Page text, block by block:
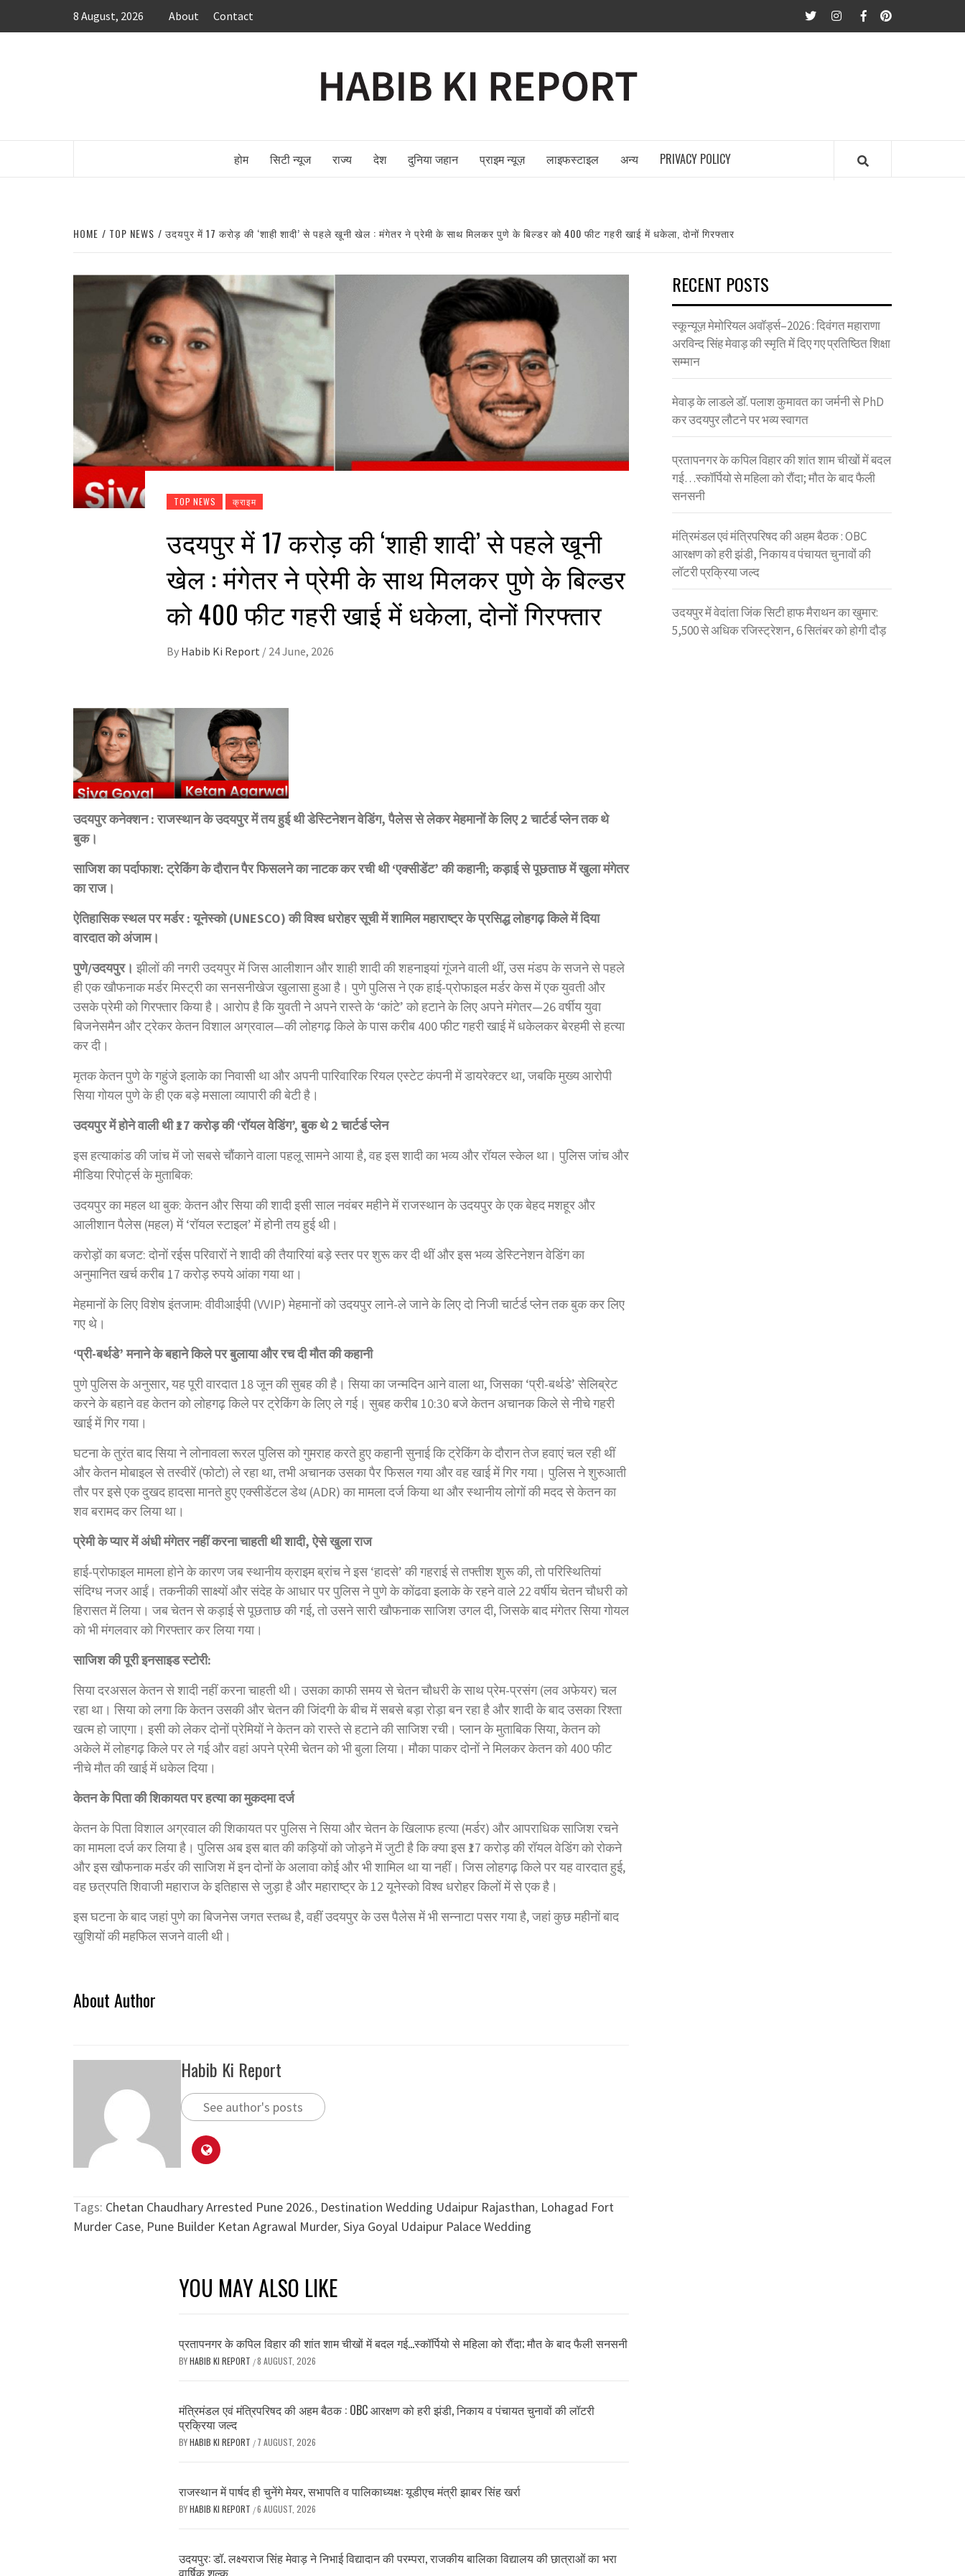
8 August, 2026 About Contact twitterInstagram
FacebookPinterest
होम सिटी न्यूज राज्य देश दुनिया जहान प्राइम न्यूज़ लाइफस्टाइल अन्य PRIVACY POLICY
HOME TOP NEWS उदयपुर में 17 करोड़ की ‘शाही शादी’ से पहले खूनी खेल : मंगेतर ने प्रेमी के साथ मिलकर पुणे के बिल्डर को 400 फीट गहरी खाई में धकेला, दोनों गिरफ्तार
TOP NEWS क्राइम
उदयपुर में 17 करोड़ की ‘शाही शादी’ से पहले खूनी
खेल : मंगेतर ने प्रेमी के साथ मिलकर पुणे के बिल्डर
को 400 फीट गहरी खाई में धकेला, दोनों गिरफ्तार
By Habib Ki Report / 24 June, 2026
उदयपुर कनेक्शन : राजस्थान के उदयपुर में तय हुई थी डेस्टिनेशन वेडिंग, पैलेस से लेकर मेहमानों के लिए 2 चार्टर्ड प्लेन तक थे
बुक।
साजिश का पर्दाफाश: ट्रेकिंग के दौरान पैर फिसलने का नाटक कर रची थी ‘एक्सीडेंट’ की कहानी; कड़ाई से पूछताछ में खुला मंगेतर
का राज।
ऐतिहासिक स्थल पर मर्डर : यूनेस्को (UNESCO) की विश्व धरोहर सूची में शामिल महाराष्ट्र के प्रसिद्ध लोहगढ़ किले में दिया
वारदात को अंजाम।
पुणे/उदयपुर। झीलों की नगरी उदयपुर में जिस आलीशान और शाही शादी की शहनाइयां गूंजने वाली थीं, उस मंडप के सजने से पहले
ही एक खौफनाक मर्डर मिस्ट्री का सनसनीखेज खुलासा हुआ है। पुणे पुलिस ने एक हाई-प्रोफाइल मर्डर केस में एक युवती और
उसके प्रेमी को गिरफ्तार किया है। आरोप है कि युवती ने अपने रास्ते के ‘कांटे’ को हटाने के लिए अपने मंगेतर—26 वर्षीय युवा
बिजनेसमैन और ट्रेकर केतन विशाल अग्रवाल—की लोहगढ़ किले के पास करीब 400 फीट गहरी खाई में धकेलकर बेरहमी से हत्या
कर दी।
मृतक केतन पुणे के गहुंजे इलाके का निवासी था और अपनी पारिवारिक रियल एस्टेट कंपनी में डायरेक्टर था, जबकि मुख्य आरोपी
सिया गोयल पुणे के ही एक बड़े मसाला व्यापारी की बेटी है।
उदयपुर में होने वाली थी ₹17 करोड़ की ‘रॉयल वेडिंग’, बुक थे 2 चार्टर्ड प्लेन
इस हत्याकांड की जांच में जो सबसे चौंकाने वाला पहलू सामने आया है, वह इस शादी का भव्य और रॉयल स्केल था। पुलिस जांच और
मीडिया रिपोर्ट्स के मुताबिक:
उदयपुर का महल था बुक: केतन और सिया की शादी इसी साल नवंबर महीने में राजस्थान के उदयपुर के एक बेहद मशहूर और
आलीशान पैलेस (महल) में ‘रॉयल स्टाइल’ में होनी तय हुई थी।
करोड़ों का बजट: दोनों रईस परिवारों ने शादी की तैयारियां बड़े स्तर पर शुरू कर दी थीं और इस भव्य डेस्टिनेशन वेडिंग का
अनुमानित खर्च करीब 17 करोड़ रुपये आंका गया था।
मेहमानों के लिए विशेष इंतजाम: वीवीआईपी (VVIP) मेहमानों को उदयपुर लाने-ले जाने के लिए दो निजी चार्टर्ड प्लेन तक बुक कर लिए
गए थे।
‘प्री-बर्थडे’ मनाने के बहाने किले पर बुलाया और रच दी मौत की कहानी
पुणे पुलिस के अनुसार, यह पूरी वारदात 18 जून की सुबह की है। सिया का जन्मदिन आने वाला था, जिसका ‘प्री-बर्थडे’ सेलिब्रेट
करने के बहाने वह केतन को लोहगढ़ किले पर ट्रेकिंग के लिए ले गई। सुबह करीब 10:30 बजे केतन अचानक किले से नीचे गहरी
खाई में गिर गया।
घटना के तुरंत बाद सिया ने लोनावला रूरल पुलिस को गुमराह करते हुए कहानी सुनाई कि ट्रेकिंग के दौरान तेज हवाएं चल रही थीं
और केतन मोबाइल से तस्वीरें (फोटो) ले रहा था, तभी अचानक उसका पैर फिसल गया और वह खाई में गिर गया। पुलिस ने शुरुआती
तौर पर इसे एक दुखद हादसा मानते हुए एक्सीडेंटल डेथ (ADR) का मामला दर्ज किया था और स्थानीय लोगों की मदद से केतन का
शव बरामद कर लिया था।
प्रेमी के प्यार में अंधी मंगेतर नहीं करना चाहती थी शादी, ऐसे खुला राज
हाई-प्रोफाइल मामला होने के कारण जब स्थानीय क्राइम ब्रांच ने इस ‘हादसे’ की गहराई से तफ्तीश शुरू की, तो परिस्थितियां
संदिग्ध नजर आईं। तकनीकी साक्ष्यों और संदेह के आधार पर पुलिस ने पुणे के कोंढवा इलाके के रहने वाले 22 वर्षीय चेतन चौधरी को
हिरासत में लिया। जब चेतन से कड़ाई से पूछताछ की गई, तो उसने सारी खौफनाक साजिश उगल दी, जिसके बाद मंगेतर सिया गोयल
को भी मंगलवार को गिरफ्तार कर लिया गया।
साजिश की पूरी इनसाइड स्टोरी:
सिया दरअसल केतन से शादी नहीं करना चाहती थी। उसका काफी समय से चेतन चौधरी के साथ प्रेम-प्रसंग (लव अफेयर) चल
रहा था। सिया को लगा कि केतन उसकी और चेतन की जिंदगी के बीच में सबसे बड़ा रोड़ा बन रहा है और शादी के बाद उसका रिश्ता
खत्म हो जाएगा। इसी को लेकर दोनों प्रेमियों ने केतन को रास्ते से हटाने की साजिश रची। प्लान के मुताबिक सिया, केतन को
अकेले में लोहगढ़ किले पर ले गई और वहां अपने प्रेमी चेतन को भी बुला लिया। मौका पाकर दोनों ने मिलकर केतन को 400 फीट
नीचे मौत की खाई में धकेल दिया।
केतन के पिता की शिकायत पर हत्या का मुकदमा दर्ज
केतन के पिता विशाल अग्रवाल की शिकायत पर पुलिस ने सिया और चेतन के खिलाफ हत्या (मर्डर) और आपराधिक साजिश रचने
का मामला दर्ज कर लिया है। पुलिस अब इस बात की कड़ियों को जोड़ने में जुटी है कि क्या इस ₹17 करोड़ की रॉयल वेडिंग को रोकने
और इस खौफनाक मर्डर की साजिश में इन दोनों के अलावा कोई और भी शामिल था या नहीं। जिस लोहगढ़ किले पर यह वारदात हुई,
वह छत्रपति शिवाजी महाराज के इतिहास से जुड़ा है और महाराष्ट्र के 12 यूनेस्को विश्व धरोहर किलों में से एक है।
इस घटना के बाद जहां पुणे का बिजनेस जगत स्तब्ध है, वहीं उदयपुर के उस पैलेस में भी सन्नाटा पसर गया है, जहां कुछ महीनों बाद
खुशियों की महफिल सजने वाली थी।
About Author
Habib Ki Report
See author's posts
Tags: Chetan Chaudhary Arrested Pune 2026., Destination Wedding Udaipur Rajasthan, Lohagad Fort
Murder Case, Pune Builder Ketan Agrawal Murder,Siya Goyal Udaipur Palace Wedding
YOU MAY ALSO LIKE
प्रतापनगर के कपिल विहार की शांत शाम चीखों में बदल गई…स्कॉर्पियो से महिला को रौंदा; मौत के बाद फैली सनसनी
BYHABIB KI REPORT /8 AUGUST, 2026
मंत्रिमंडल एवं मंत्रिपरिषद की अहम बैठक : OBC आरक्षण को हरी झंडी, निकाय व पंचायत चुनावों की लॉटरी
प्रक्रिया जल्द
BYHABIB KI REPORT / 7 AUGUST, 2026
राजस्थान में पार्षद ही चुनेंगे मेयर, सभापति व पालिकाध्यक्ष: यूडीएच मंत्री झाबर सिंह खर्रा
BYHABIB KI REPORT /6 AUGUST, 2026
उदयपुर: डॉ. लक्ष्यराज सिंह मेवाड़ ने निभाई विद्यादान की परम्परा, राजकीय बालिका विद्यालय की छात्राओं का भरा
वार्षिक शुल्क
RECENT POSTS
स्कून्यूज़ मेमोरियल अवॉर्ड्स–2026 : दिवंगत महाराणा
अरविन्द सिंह मेवाड़ की स्मृति में दिए गए प्रतिष्ठित शिक्षा
सम्मान
मेवाड़ के लाडले डॉ. पलाश कुमावत का जर्मनी से PhD
कर उदयपुर लौटने पर भव्य स्वागत
प्रतापनगर के कपिल विहार की शांत शाम चीखों में बदल
गई…स्कॉर्पियो से महिला को रौंदा; मौत के बाद फैली
सनसनी
मंत्रिमंडल एवं मंत्रिपरिषद की अहम बैठक : OBC
आरक्षण को हरी झंडी, निकाय व पंचायत चुनावों की
लॉटरी प्रक्रिया जल्द
उदयपुर में वेदांता जिंक सिटी हाफ मैराथन का खुमार:
5,500 से अधिक रजिस्ट्रेशन, 6 सितंबर को होगी दौड़